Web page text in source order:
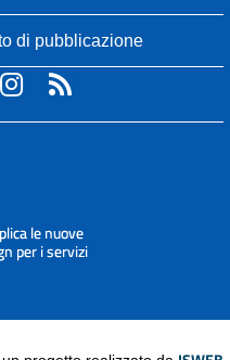
di pubblicazione